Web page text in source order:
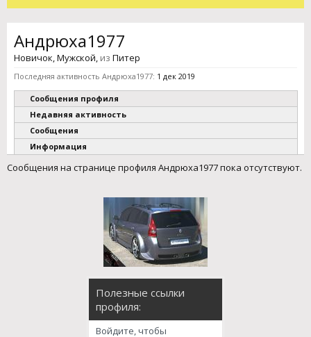
Полезные ссылки
профиля:
Войдите, чтобы
Андрюха1977
Новичок, Мужской, из Питер
Последняя активность Андрюха1977: 1 дек 2019
Сообщения профиля
Недавняя активность
Сообщения
Информация
Сообщения на странице профиля Андрюха1977 пока отсутствуют.